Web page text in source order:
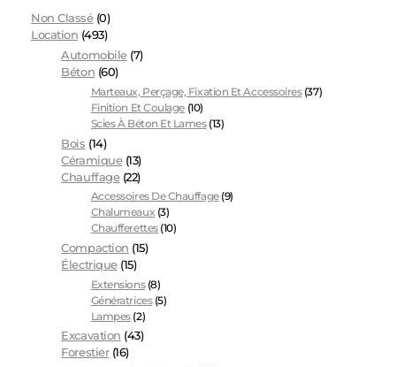
Non Classé (0)
Location (493)
Automobile (7)
Béton (60)
Marteaux, Perçage, Fixation Et Accessoires (37)
Finition Et Coulage (10)
Scies À Béton Et Lames (13)
Bois (14)
Céramique (13)
Chauffage (22)
Accessoires De Chauffage (9)
Chalumeaux (3)
Chaufferettes (10)
Compaction (15)
Électrique (15)
Extensions (8)
Génératrices (5)
Lampes (2)
Excavation (43)
Forestier (16)